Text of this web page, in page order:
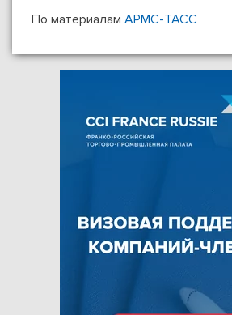
По материалам АРМС-ТАСС